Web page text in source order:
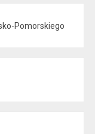
Pomorskiego